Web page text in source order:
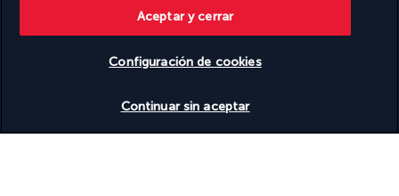
SÍGUENOS
Configuración de cookies
Continuar sin aceptar
Aceptar y cerrar